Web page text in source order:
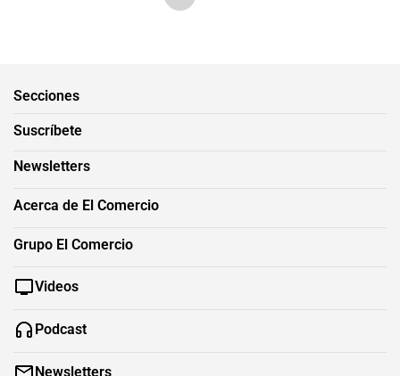
Secciones
Suscríbete
Newsletters
Acerca de El Comercio
Grupo El Comercio
Videos
Podcast
Newsletters